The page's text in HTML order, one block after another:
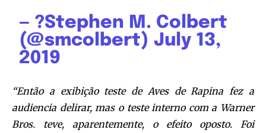
— ?Stephen M. Colbert
(@smcolbert)July 13,
2019
“Então a exibição teste de Aves de Rapina fez a
audiencia delirar, mas o teste interno com a Warner
Bros. teve, aparentemente, o efeito oposto. Foi